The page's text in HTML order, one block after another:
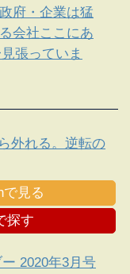
府・企業は猛
会社ここにあ
張っていま
外れる。逆転の
で見る
探す
2020年3月号